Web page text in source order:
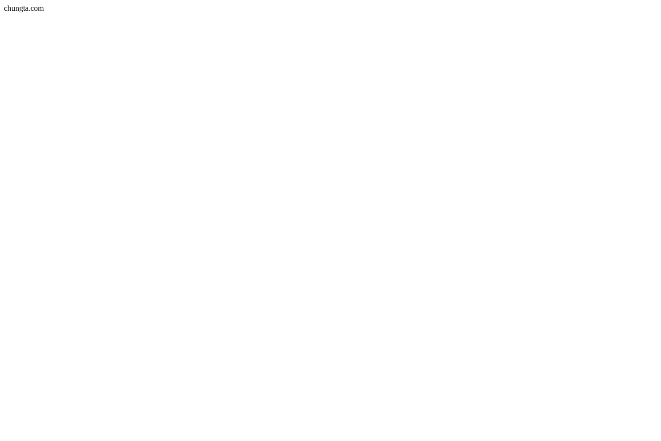
chungta.com